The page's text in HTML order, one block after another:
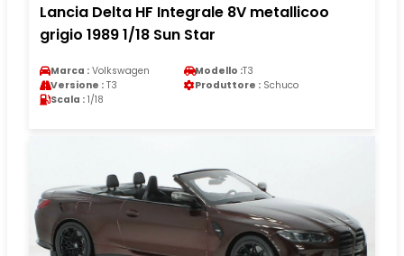
Lancia Delta HF Integrale 8V metallicoo
grigio 1989 1/18 Sun Star
Marca : Volkswagen Modello :T3
Versione : T3 Produttore : Schuco
Scala : 1/18